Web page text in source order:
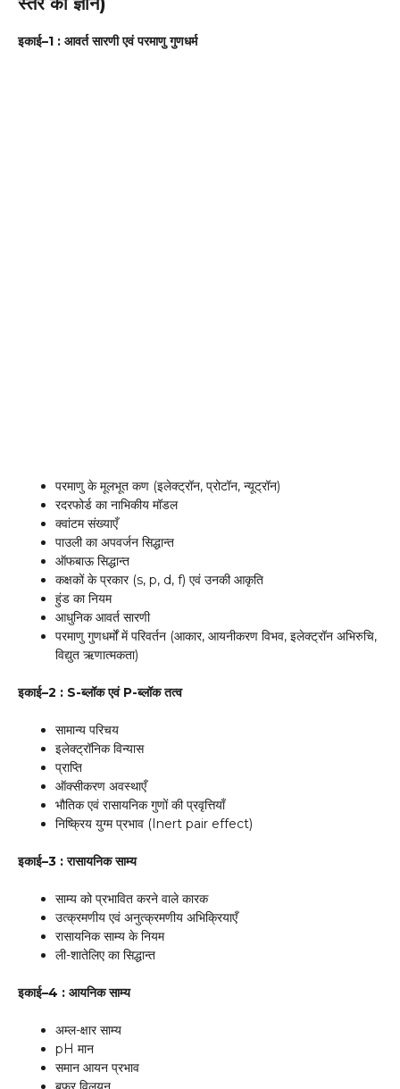
इकाई–1 : आवर्त सारणी एवं परमाणु गुणधर्म
परमाणु के मूलभूत कण (इलेक्ट्रॉन, प्रोटॉन, न्यूट्रॉन)
रदरफोर्ड का नाभिकीय मॉडल
क्वांटम संख्याएँ
पाउली का अपवर्जन सिद्धान्त
ऑफबाऊ सिद्धान्त
कक्षकों के प्रकार (s, p, d, f) एवं उनकी आकृति
हुंड का नियम
आधुनिक आवर्त सारणी
परमाणु गुणधर्मों में परिवर्तन (आकार, आयनीकरण विभव, इलेक्ट्रॉन अभिरुचि,
विद्युत ऋणात्मकता)
इकाई–2 : S-ब्लॉक एवं P-ब्लॉक तत्व
सामान्य परिचय
इलेक्ट्रॉनिक विन्यास
प्राप्ति
ऑक्सीकरण अवस्थाएँ
भौतिक एवं रासायनिक गुणों की प्रवृत्तियाँ
निष्क्रिय युग्म प्रभाव (Inert pair effect)
इकाई–3 : रासायनिक साम्य
साम्य को प्रभावित करने वाले कारक
उत्क्रमणीय एवं अनुत्क्रमणीय अभिक्रियाएँ
रासायनिक साम्य के नियम
ली-शातेलिए का सिद्धान्त
इकाई–4 : आयनिक साम्य
अम्ल-क्षार साम्य
pH मान
समान आयन प्रभाव